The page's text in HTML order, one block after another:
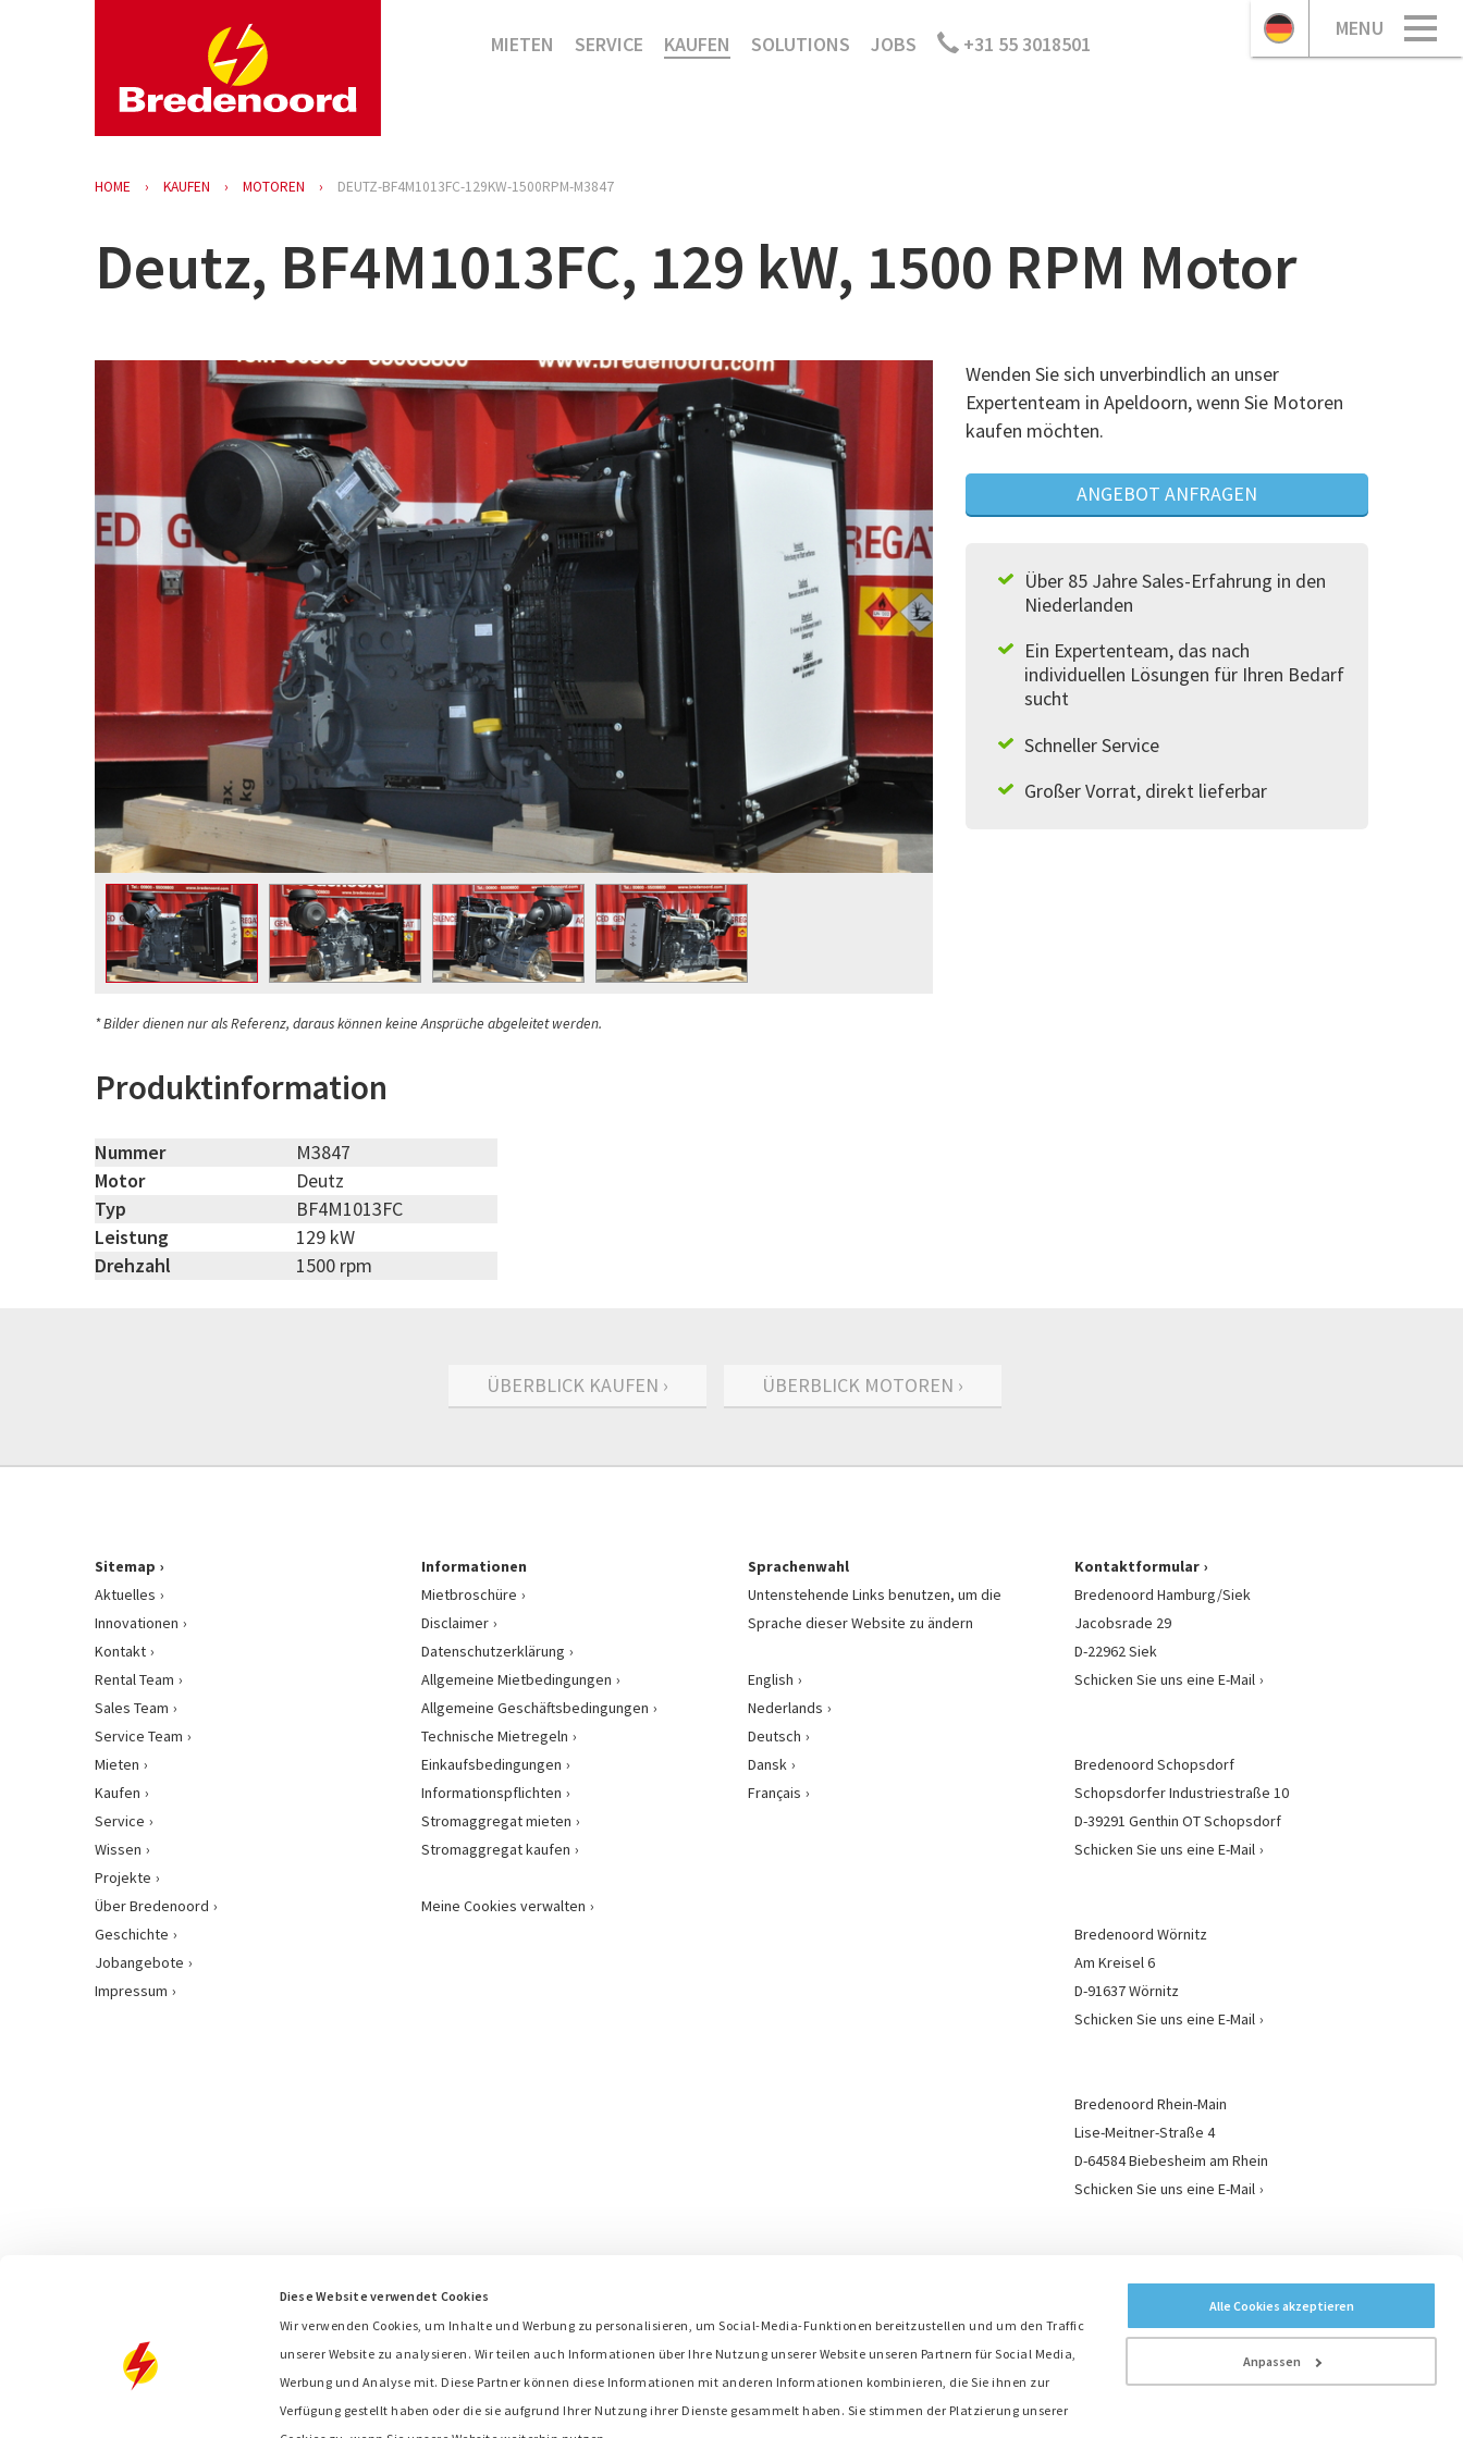
Diese Website verwendet Cookies
Wir verwenden Cookies, um Inhalte und Werbung zu personalisieren, um Social-Media-Funktionen bereitzustellen und um den Traffic
unserer Website zu analysieren. Wir teilen auch Informationen über Ihre Nutzung unserer Website unseren Partnern für Social Media,
Werbung und Analyse mit. Diese Partner können diese Informationen mit anderen Informationen kombinieren, die Sie ihnen zur
Verfügung gestellt haben oder die sie aufgrund Ihrer Nutzung ihrer Dienste gesammelt haben. Sie stimmen der Platzierung unserer
Alle Cookies akzeptieren
Anpassen
MENU
MIETEN SERVICE KAUFEN SOLUTIONS JOBS +31 55 3018501
HOME KAUFEN MOTOREN DEUTZ-BF4M1013FC-129KW-1500RPM-M3847
Deutz, BF4M1013FC, 129 kW, 1500 RPM Motor
* Bilder dienen nur als Referenz, daraus können keine Ansprüche abgeleitet werden.
Wenden Sie sich unverbindlich an unser
Expertenteam in Apeldoorn, wenn Sie Motoren
kaufen möchten.
ANGEBOT ANFRAGEN
Über 85 Jahre Sales-Erfahrung in den
Niederlanden
Ein Expertenteam, das nach
individuellen Lösungen für Ihren Bedarf
sucht
Schneller Service
Großer Vorrat, direkt lieferbar
Produktinformation
Nummer
M3847
Motor
Deutz
Typ
BF4M1013FC
Leistung
129 kW
Drehzahl
1500 rpm
ÜBERBLICK KAUFEN › ÜBERBLICK MOTOREN ›
Sitemap
Aktuelles
Innovationen
Kontakt
Rental Team
Sales Team
Service Team
Mieten
Kaufen
Service
Wissen
Projekte
Über Bredenoord
Geschichte
Jobangebote
Impressum
Informationen
Mietbroschüre
Disclaimer
Datenschutzerklärung
Allgemeine Mietbedingungen
Allgemeine Geschäftsbedingungen
Technische Mietregeln
Einkaufsbedingungen
Informationspflichten
Stromaggregat mieten
Stromaggregat kaufen
Meine Cookies verwalten
Sprachenwahl
Untenstehende Links benutzen, um die
Sprache dieser Website zu ändern
English
Nederlands
Deutsch
Dansk
Français
Kontaktformular
Bredenoord Hamburg/Siek
Jacobsrade 29
D-22962 Siek
Schicken Sie uns eine E-Mail
Bredenoord Schopsdorf
Schopsdorfer Industriestraße 10
D-39291 Genthin OT Schopsdorf
Schicken Sie uns eine E-Mail
Bredenoord Wörnitz
Am Kreisel 6
D-91637 Wörnitz
Schicken Sie uns eine E-Mail
Bredenoord Rhein-Main
Lise-Meitner-Straße 4
D-64584 Biebesheim am Rhein
Schicken Sie uns eine E-Mail
Bredenoord ist Mitglied in: